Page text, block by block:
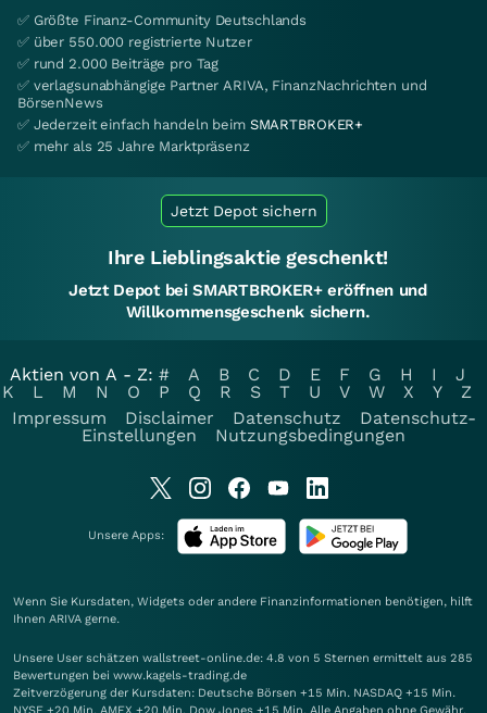
✅ Größte Finanz-Community Deutschlands
✅ über 550.000 registrierte Nutzer
✅ rund 2.000 Beiträge pro Tag
✅ verlagsunabhängige Partner ARIVA, FinanzNachrichten und
BörsenNews
✅ Jederzeit einfach handeln beim SMARTBROKER+
✅ mehr als 25 Jahre Marktpräsenz
Jetzt Depot sichern
Ihre Lieblingsaktie geschenkt!
Jetzt Depot bei SMARTBROKER+ eröffnen und
Willkommensgeschenk sichern.
Aktien von A - Z: # A B C D E F G H I
J
K
L M N O P Q R S T U V W X Y
Z
Impressum
Disclaimer Datenschutz
Datenschutz-
Einstellungen
Nutzungsbedingungen
Unsere Apps:
Wenn Sie Kursdaten, Widgets oder andere Finanzinformationen benötigen, hilft
Ihnen ARIVA gerne.
Unsere User schätzen wallstreet-online.de: 4.8 von 5 Sternen ermittelt aus 285
Bewertungen bei www.kagels-trading.de
Zeitverzögerung der Kursdaten: Deutsche Börsen +15 Min. NASDAQ +15 Min.